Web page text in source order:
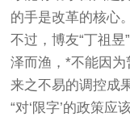
的手是改革的核心。
不过，博友“丁祖
泽而渔，*不能因
来之不易的调控成
“对‘限字’的政策应